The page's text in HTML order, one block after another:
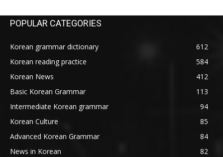
POPULAR CATEGORIES
Korean grammar dictionary
612
Korean reading practice
584
Korean News
412
Basic Korean Grammar
113
Intermediate Korean grammar
94
Korean Culture
85
Advanced Korean Grammar
84
News in Korean
82